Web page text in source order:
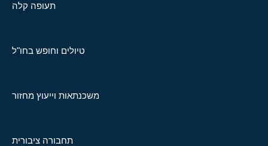
תעופה קלה
טיולים וחופש בחו"ל
משכנתאות וייעוץ מחזור
תחבורה ציבורית